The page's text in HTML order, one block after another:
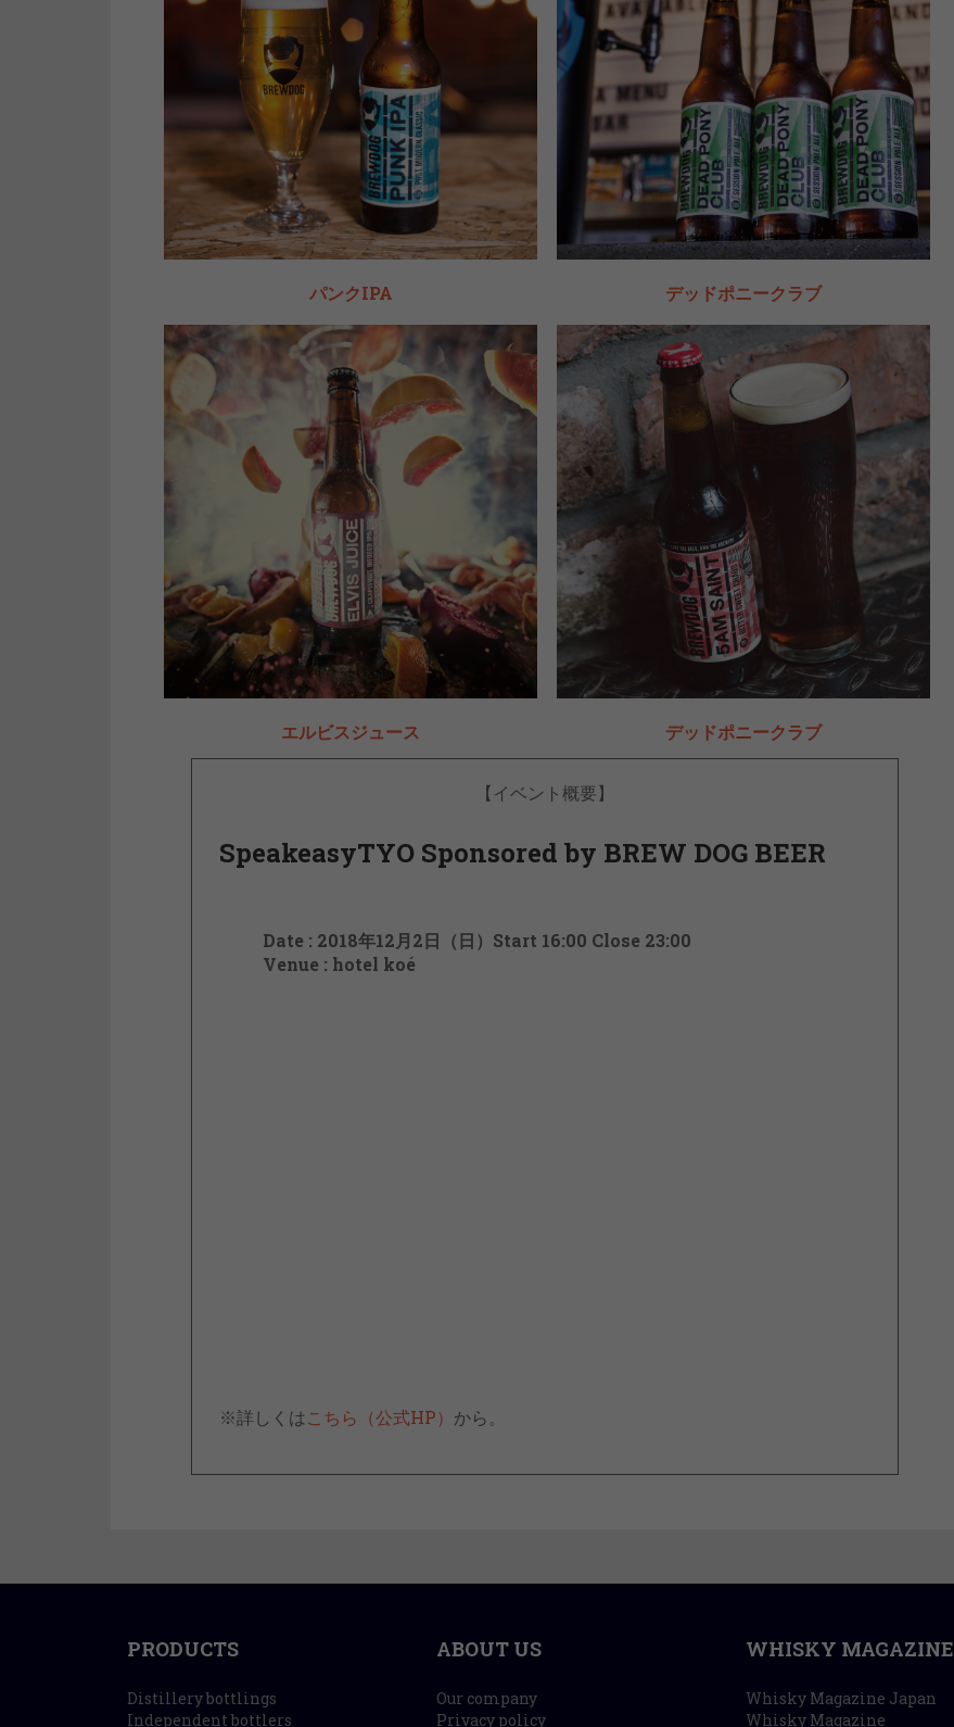
パンクIPA デッドポニークラブ
エルビスジュース デッドポニークラブ
【イベント概要】
SpeakeasyTYO Sponsored by BREW DOG BEER
Date : 2018年12月2日（日）Start 16:00 Close 23:00
Venue : hotel koé
※詳しくはこちら（公式HP） から。
PRODUCTS
Distillery bottlings
Independent bottlers
ABOUT US
Our company
Privacy policy
WHISKY MAGAZINE
Whisky Magazine Japan
Whisky Magazine